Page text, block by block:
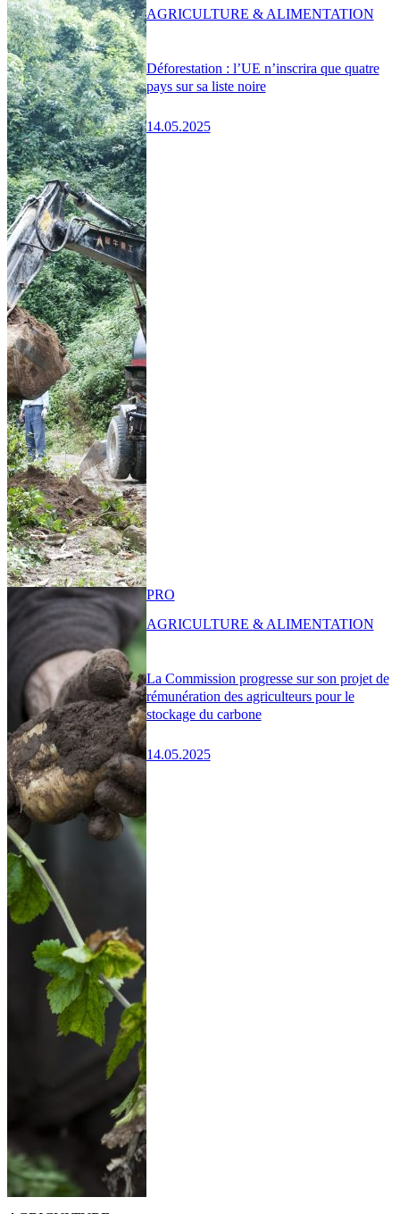
Déforestation : l’UE n’inscrira que quatre
pays sur sa liste noire
14.05.2025
AGRICULTURE & ALIMENTATION
La Commission progresse sur son projet de
rémunération des agriculteurs pour le
stockage du carbone
14.05.2025
PRO
AGRICULTURE & ALIMENTATION